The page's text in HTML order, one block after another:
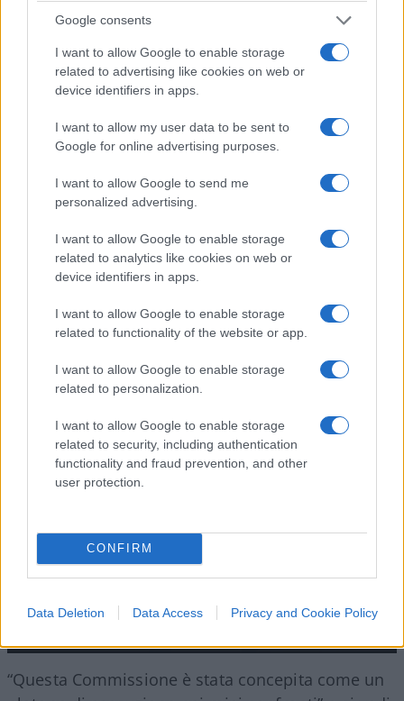
Google consents
I want to allow Google to enable storage
related to advertising like cookies on web or
device identifiers in apps.
I want to allow my user data to be sent to
Google for online advertising purposes.
I want to allow Google to send me
personalized advertising.
I want to allow Google to enable storage
related to analytics like cookies on web or
device identifiers in apps.
I want to allow Google to enable storage
related to functionality of the website or app.
I want to allow Google to enable storage
related to personalization.
I want to allow Google to enable storage
related to security, including authentication
functionality and fraud prevention, and other
user protection.
CONFIRM
Data Deletion Data Access Privacy and Cookie Policy
unicamente a soldati e ufficiali russi venuti a far
maldicenza quella che insinuava direttive
puntuali, mattutine da Pechino? “Ah, il Nobel
come quelle climatiche, stiamo freschi. Un Fisico,
non uno statistico e men che meno un medico, un
virologo (serio, non un promotore di siringhe).
Questa della impreparazione totale, della
inadeguatezza totale del suo governo è
un’altra situazione da chiarire, ma Conte si
comporta come chi sa che, in fondo, è tutta una
recita, che nessuno lo metterà davvero all’angolo.
“Questa Commissione è stata concepita come un